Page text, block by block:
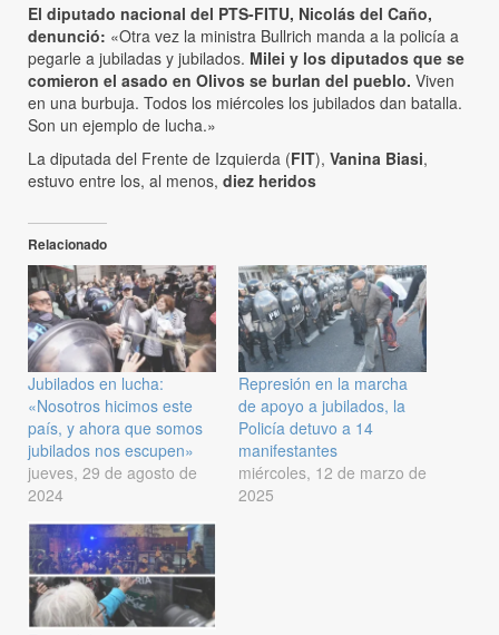
El diputado nacional del PTS-FITU, Nicolás del Caño,
denunció: «Otra vez la ministra Bullrich manda a la policía a
pegarle a jubiladas y jubilados. Milei y los diputados que se
comieron el asado en Olivos se burlan del pueblo. Viven
en una burbuja. Todos los miércoles los jubilados dan batalla.
Son un ejemplo de lucha.»
La diputada del Frente de Izquierda (FIT), Vanina Biasi,
estuvo entre los, al menos, diez heridos
Relacionado
Jubilados en lucha:
«Nosotros hicimos este
país, y ahora que somos
jubilados nos escupen»
jueves, 29 de agosto de
2024
Represión en la marcha
de apoyo a jubilados, la
Policía detuvo a 14
manifestantes
miércoles, 12 de marzo de
2025